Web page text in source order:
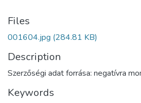
Files
001604.jpg (284.81 KB)
Description
Szerzőségi adat forrása: negatívra
Keywords